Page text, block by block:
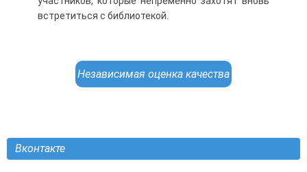
встретиться с библиотекой.
Независимая оценка качества
Вконтакте